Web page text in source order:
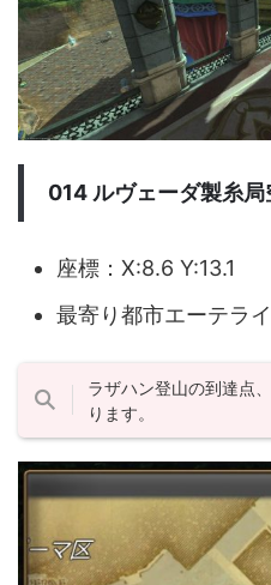
014 ルヴェーダ製糸局
座標：X:8.6 Y:13.1
最寄り都市エーテラ
ラザハン登山の到達点
ります。